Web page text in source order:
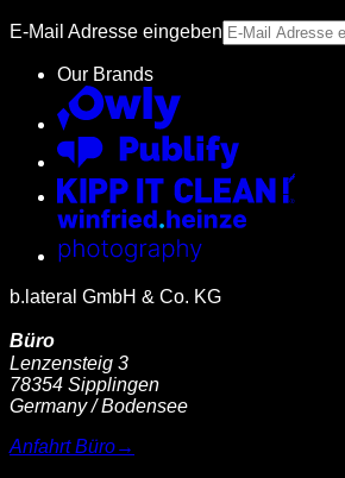
E-Mail Adresse eingeben
Our Brands
b.lateral GmbH & Co. KG
Büro
Lenzensteig 3
78354 Sipplingen
Germany / Bodensee
Anfahrt Büro→